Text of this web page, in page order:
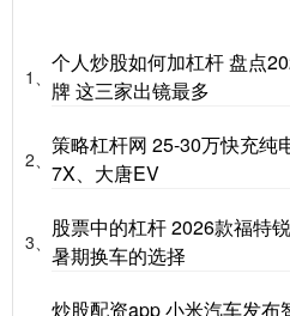
1、
个人炒股如何加杠杆 盘点
牌 这三家出镜最多
2、
策略杠杆网 25-30万快充纯
7X、大唐EV
3、
股票中的杠杆 2026款福特
暑期换车的选择
炒股配资app 小米汽车发布